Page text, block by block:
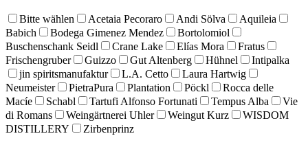
Bitte wählen Acetaia Pecoraro Andi Sölva
Aquileia
Babich
Bodega Gimenez Mendez
Bortolomiol
Buschenschank Seidl
Crane Lake Elías Mora
Fratus
Frischengruber
Guizzo Gut Altenberg Hühnel
Intipalka
jin spiritsmanufaktur
L.A. Cetto
Laura Hartwig
Neumeister
PietraPura Plantation Pöckl
Rocca delle
Macíe
Schabl Tartufi Alfonso Fortunati Tempus Alba
Vie
di Romans
Weingärtnerei Uhler Weingut Kurz
WISDOM
DISTILLERY
Zirbenprinz